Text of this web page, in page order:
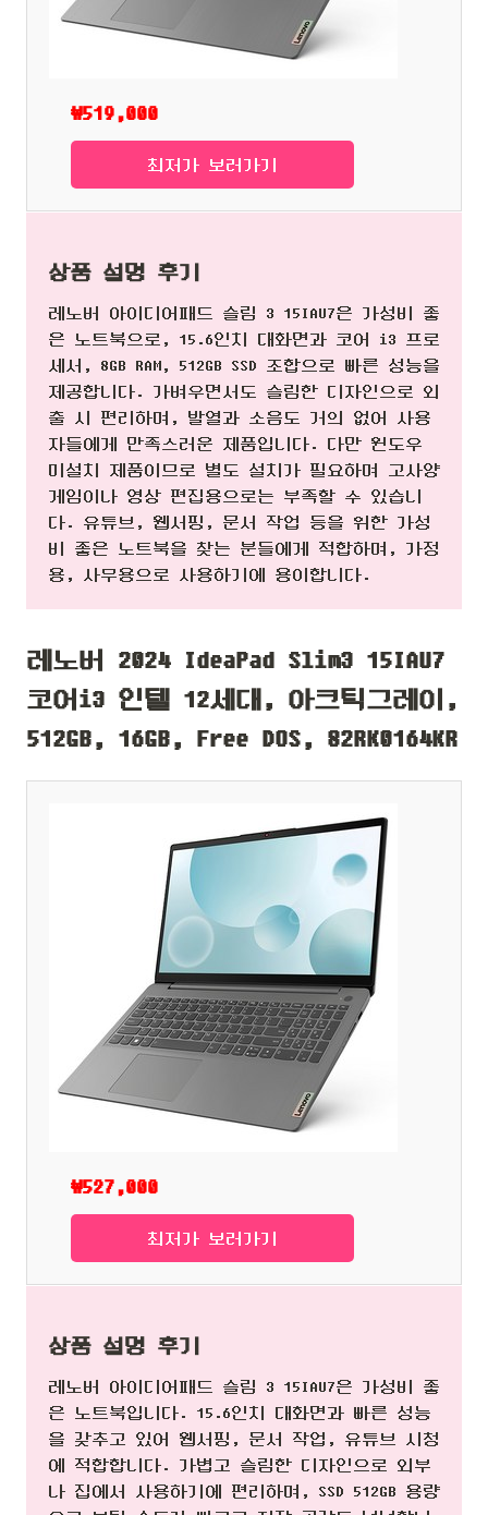
₩519,000
최저가 보러가기
상품 설명 후기
레노버 아이디어패드 슬림 3 15IAU7은 가성비 좋
은 노트북으로, 15.6인치 대화면과 코어 i3 프로
세서, 8GB RAM, 512GB SSD 조합으로 빠른 성능을
제공합니다. 가벼우면서도 슬림한 디자인으로 외
출 시 편리하며, 발열과 소음도 거의 없어 사용
자들에게 만족스러운 제품입니다. 다만 윈도우
미설치 제품이므로 별도 설치가 필요하며 고사양
게임이나 영상 편집용으로는 부족할 수 있습니
다. 유튜브, 웹서핑, 문서 작업 등을 위한 가성
비 좋은 노트북을 찾는 분들에게 적합하며, 가정
용, 사무용으로 사용하기에 용이합니다.
레노버 2024 IdeaPad Slim3 15IAU7
코어i3 인텔 12세대, 아크틱그레이,
512GB, 16GB, Free DOS, 82RK0164KR
₩527,000
최저가 보러가기
상품 설명 후기
레노버 아이디어패드 슬림 3 15IAU7은 가성비 좋
은 노트북입니다. 15.6인치 대화면과 빠른 성능
을 갖추고 있어 웹서핑, 문서 작업, 유튜브 시청
에 적합합니다. 가볍고 슬림한 디자인으로 외부
나 집에서 사용하기에 편리하며, SSD 512GB 용량